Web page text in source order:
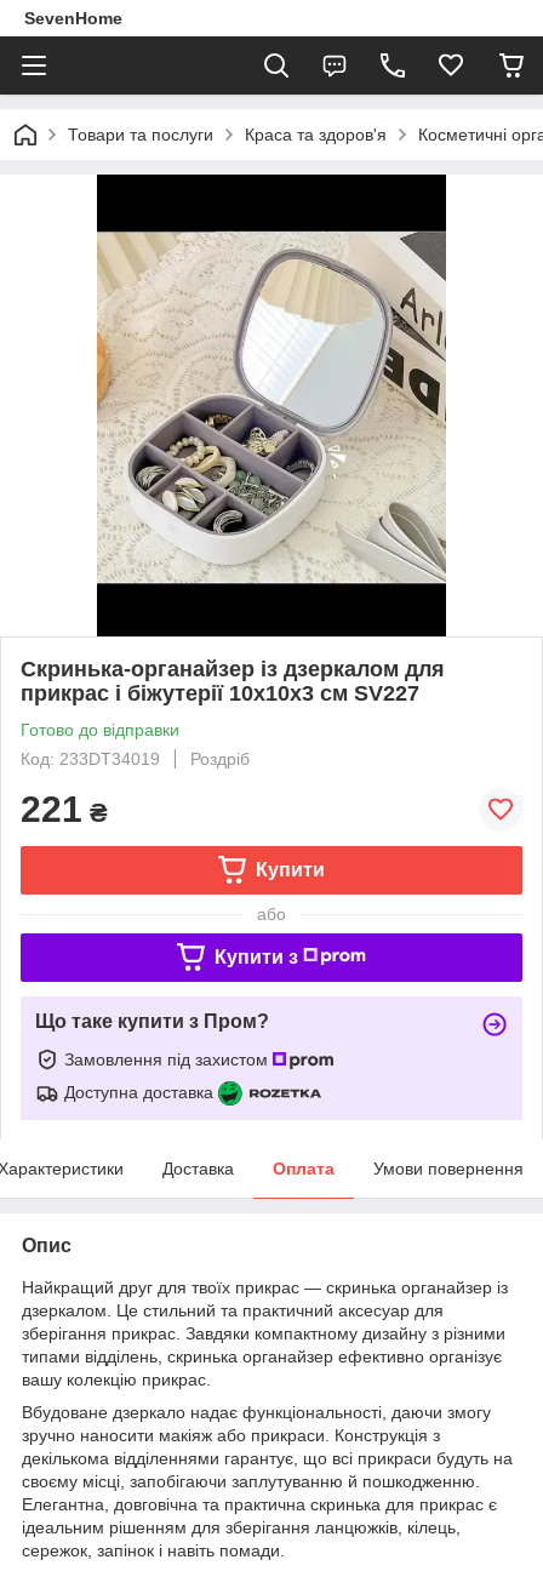
SevenHome
Товари та послуги Краса та здоров'я Косметичні
Скринька-органайзер із дзеркалом для
прикрас і біжутерії 10x10х3 см SV227
Готово до відправки
Код: 233DT34019
Роздріб
221 ₴
Купити
або
Купити з
Що таке купити з Пром?
Замовлення під захистом
Доступна доставка
Доставка Оплата Умови повернення
Опис
Найкращий друг для твоїх прикрас — скринька органайзер із
дзеркалом. Це стильний та практичний аксесуар для
зберігання прикрас. Завдяки компактному дизайну з різними
типами відділень, скринька органайзер ефективно організує
вашу колекцію прикрас.
Вбудоване дзеркало надає функціональності, даючи змогу
зручно наносити макіяж або прикраси. Конструкція з
декількома відділеннями гарантує, що всі прикраси будуть на
своєму місці, запобігаючи заплутуванню й пошкодженню.
Елегантна, довговічна та практична скринька для прикрас є
ідеальним рішенням для зберігання ланцюжків, кілець,
сережок, запінок і навіть помади.